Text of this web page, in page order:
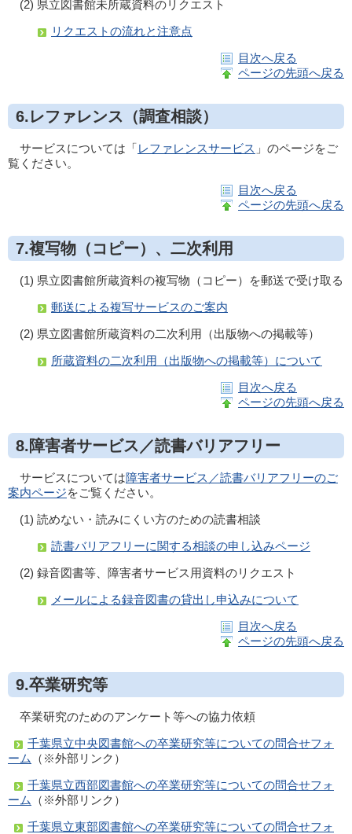
(2) 県立図書館未所蔵資料のリクエスト
リクエストの流れと注意点
目次へ戻る
ページの先頭へ戻る
6.レファレンス（調査相談）
サービスについては「レファレンスサービス 」のページをご
覧ください。
目次へ戻る
ページの先頭へ戻る
7.複写物（コピー）、二次利用
(1) 県立図書館所蔵資料の複写物（コピー）を郵送で受け取る
郵送による複写サービスのご案内
(2) 県立図書館所蔵資料の二次利用（出版物への掲載等）
所蔵資料の二次利用（出版物への掲載等）について
目次へ戻る
ページの先頭へ戻る
8.障害者サービス／読書バリアフリー
サービスについては障害者サービス／読書バリアフリーのご
案内ページをご覧ください。
(1) 読めない・読みにくい方のための読書相談
読書バリアフリーに関する相談の申し込みページ
(2) 録音図書等、障害者サービス用資料のリクエスト
メールによる録音図書の貸出し申込みについて
目次へ戻る
ページの先頭へ戻る
9.卒業研究等
卒業研究のためのアンケート等への協力依頼
千葉県立中央図書館への卒業研究等についての問合せフォ
ーム
（※外部リンク）
千葉県立西部図書館への卒業研究等についての問合せフォ
ーム
（※外部リンク）
千葉県立東部図書館への卒業研究等についての問合せフォ